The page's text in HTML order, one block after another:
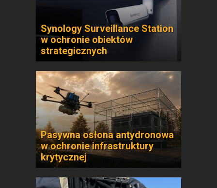
Synology Surveillance Station
w ochronie obiektów
strategicznych
Pasywna osłona antydronowa
w ochronie infrastruktury
krytycznej